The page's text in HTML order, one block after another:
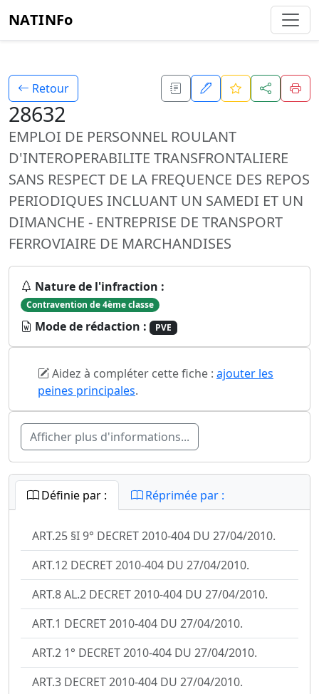
NATINFo
Retour
28632
EMPLOI DE PERSONNEL ROULANT
D'INTEROPERABILITE TRANSFRONTALIERE
SANS RESPECT DE LA FREQUENCE DES REPOS
PERIODIQUES INCLUANT UN SAMEDI ET UN
DIMANCHE - ENTREPRISE DE TRANSPORT
FERROVIAIRE DE MARCHANDISES
Nature de l'infraction :
Contravention de 4ème classe
Mode de rédaction : PVE
Aidez à compléter cette fiche : ajouter les
peines principales.
Afficher plus d'informations...
Définie par : Réprimée par :
ART.25 §I 9° DECRET 2010-404 DU 27/04/2010.
ART.12 DECRET 2010-404 DU 27/04/2010.
ART.8 AL.2 DECRET 2010-404 DU 27/04/2010.
ART.1 DECRET 2010-404 DU 27/04/2010.
ART.2 1° DECRET 2010-404 DU 27/04/2010.
ART.3 DECRET 2010-404 DU 27/04/2010.